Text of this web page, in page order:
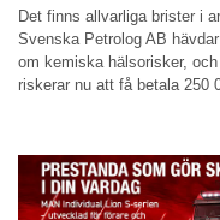
Det finns allvarliga brister i
Svenska Petrolog AB
om kemiska hälsorisker,
riskerar nu att få betala 250